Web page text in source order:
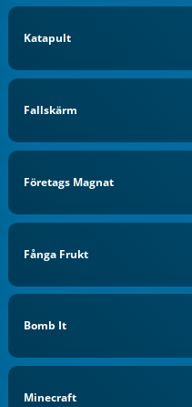
Katapult
Fallskärm
Företags Magnat
Fånga Frukt
Bomb It
Minecraft